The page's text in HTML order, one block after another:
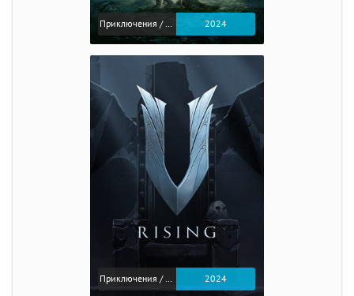
Приключения / Экшен / Ролевые 2024
Приключения / Экшен 2024